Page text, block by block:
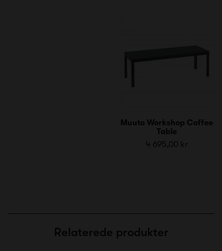
Muuto Workshop Coffee
Table
4 695,00 kr
Relaterede produkter